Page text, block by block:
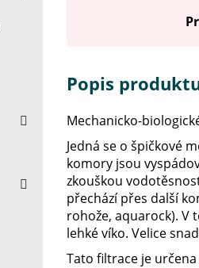
Popis
Mechanicko-
Jedná se o špičkové
komory jsou
zkouškou
přechází přes další
rohože, aquarock). V
lehké víko. Velice
Tato filtrace je